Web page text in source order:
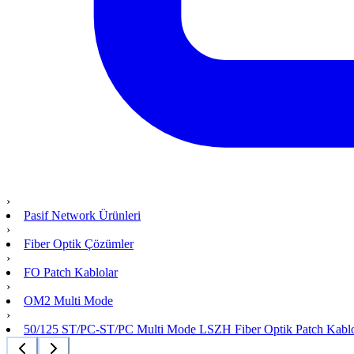
›
Pasif Network Ürünleri
›
Fiber Optik Çözümler
›
FO Patch Kablolar
›
OM2 Multi Mode
›
50/125 ST/PC-ST/PC Multi Mode LSZH Fiber Optik Patch